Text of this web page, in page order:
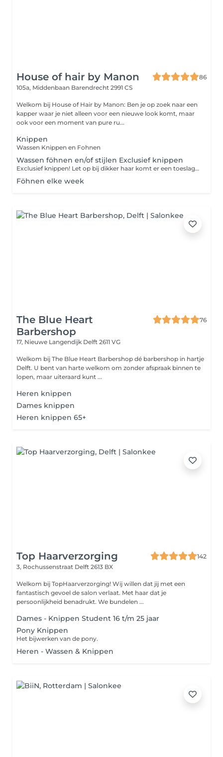
House of hair by Manon
86
105a, Middenbaan Barendrecht 2991 CS
Welkom bij House of Hair by Manon: Ben je op zoek naar een
kapper waar je niet alleen voor een nieuwe look komt, maar
ook voor een moment van pure ru...
Knippen
Wassen Knippen en Fohnen
Wassen föhnen en/of stijlen Exclusief knippen
Exclusief knippen! Let op bij dikker haar komt er een toeslag bij.
Föhnen elke week
The Blue Heart
Barbershop
76
17, Nieuwe Langendijk Delft 2611 VG
Welkom bij The Blue Heart Barbershop dé barbershop in hartje
Delft. U bent van harte welkom om zonder afspraak binnen te
lopen, maar uiteraard kunt ...
Heren knippen
Dames knippen
Heren knippen 65+
Top Haarverzorging
142
3, Rochussenstraat Delft 2613 BX
Welkom bij TopHaarverzorging! Wij willen dat jij met een
fantastisch gevoel de salon verlaat. Met haar dat je
persoonlijkheid benadrukt. We bundelen ...
Dames - Knippen Student 16 t/m 25 jaar
Pony Knippen
Het bijwerken van de pony.
Heren - Wassen & Knippen